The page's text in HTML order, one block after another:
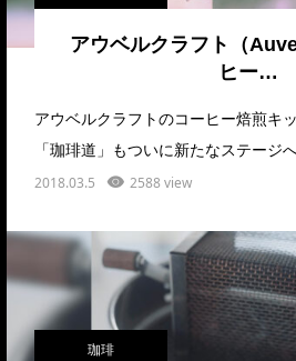
アウベルクラフト（
ヒー…
アウベルクラフトのコーヒー焙煎キ
「珈琲道」もついに新たなステー
2018.03.5 2588 view
珈琲